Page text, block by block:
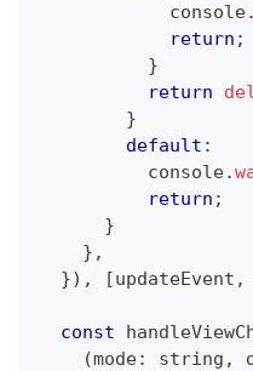
console.
return ;
}
return
}
default :
console.
return ;
}
} ,
}) , [updateEvent ,
const
(mode: string ,